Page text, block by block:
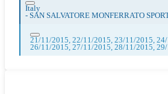
Italy
- SAN SALVATORE MONFERRATO
21/11/2015, 22/11/2015, 23/11/2015,
26/11/2015, 27/11/2015, 28/11/2015,